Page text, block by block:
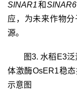
SINAR1和SINAR6
应，为未来作物
源。
图3. 水稻 E3泛
体激酶OsER1稳
示意图